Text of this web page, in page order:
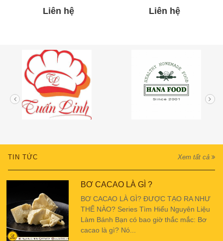
Liên hệ Liên hệ
TIN TỨC Xem tất cả
BƠ CACAO LÀ GÌ ?
BƠ CACAO LÀ GÌ? ĐƯỢC TẠO RA NHƯ
THẾ NÀO? Series Tìm Hiểu Nguyên Liệu
Làm Bánh Bạn có bao giờ thắc mắc: Bơ
cacao là gì? Nó...